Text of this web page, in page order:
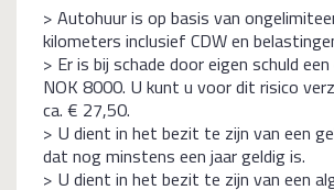
> Autohuur is op basis van
kilometers inclusief CDW en
> Er is bij schade door eigen schuld
NOK 8000. U kunt u voor dit risico
ca. € 27,50.
> U dient in het bezit te zijn van een
dat nog minstens een jaar geldig is.
> U dient in het bezit te zijn van een